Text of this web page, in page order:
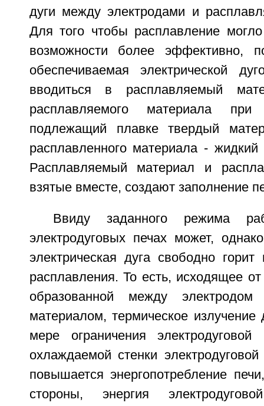
дуги между электродами и
Для того чтобы расплавление
возможности более эффективно,
обеспечиваемая электрической
вводиться в расплавляемый
расплавляемого материала
подлежащий плавке твердый
расплавленного материала -
Расплавляемый материал и
взятые вместе, создают заполнение
Ввиду заданного режима
электродуговых печах может,
электрическая дуга свободно
расплавления. То есть, исходящее от
образованной между
материалом, термическое излучение
мере ограничения
охлаждаемой стенки
повышается энергопотребление
стороны, энергия